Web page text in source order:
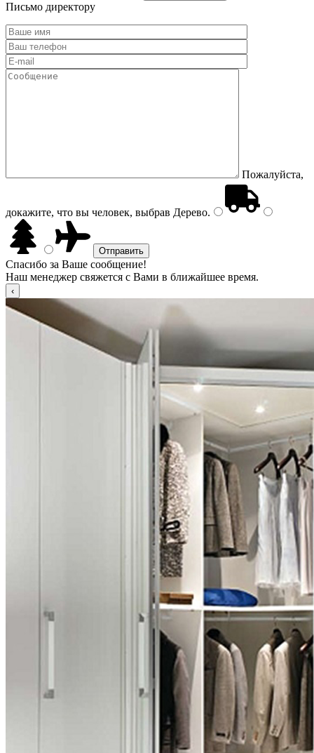
Письмо директору
Пожалуйста,
докажите, что вы человек, выбрав Дерево.
Спасибо за Ваше сообщение!
Наш менеджер свяжется с Вами в ближайшее время.